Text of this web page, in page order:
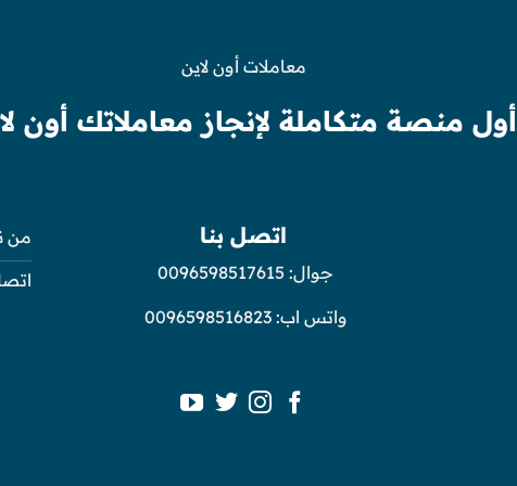
معاملات أون لاين
أول منصة متكاملة لإنجاز معاملاتك أون
اتصل بنا
جوال: 0096598517615
واتس اب:0096598516823
من